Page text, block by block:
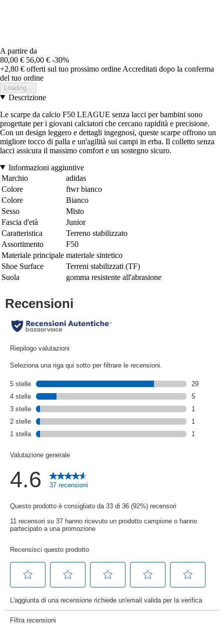
A partire da
80,00 € 56,00 € -30%
+2,80 € offerti sul tuo prossimo ordine Accreditati dopo la conferma
del tuo ordine
Loading...
Descrizione
Le scarpe da calcio F50 LEAGUE senza lacci per bambini sono
progettate per i giovani calciatori che cercano rapidità e precisione.
Con un design leggero e dettagli ingegnosi, queste scarpe offrono un
migliore tocco di palla e un'agilità sui campi in erba. Il colletto senza
lacci assicura il massimo comfort e un sostegno sicuro.
Informazioni aggiuntive
Marchio
adidas
Colore
ftwr bianco
Colore
Bianco
Sesso
Misto
Fascia d'età
Junior
Caratteristica
Terreno stabilizzato
Assortimento
F50
Materiale principale materiale sintetico
Shoe Surface
Terreni stabilizzati (TF)
Suola
gomma resistente all'abrasione